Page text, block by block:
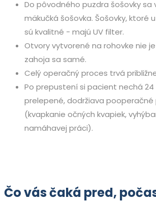
Do pôvodného puzdra šošovky sa
mäkučká šošovka. Šošovky, ktoré
sú kvalitné - majú UV filter.
Otvory vytvorené na rohovke nie
zahoja sa samé.
Celý operačný proces trvá
Po prepustení si pacient nechá 24
prelepené, dodržiava pooperačné
(kvapkanie očných kvapiek,
namáhavej práci).
Čo vás čaká pred,